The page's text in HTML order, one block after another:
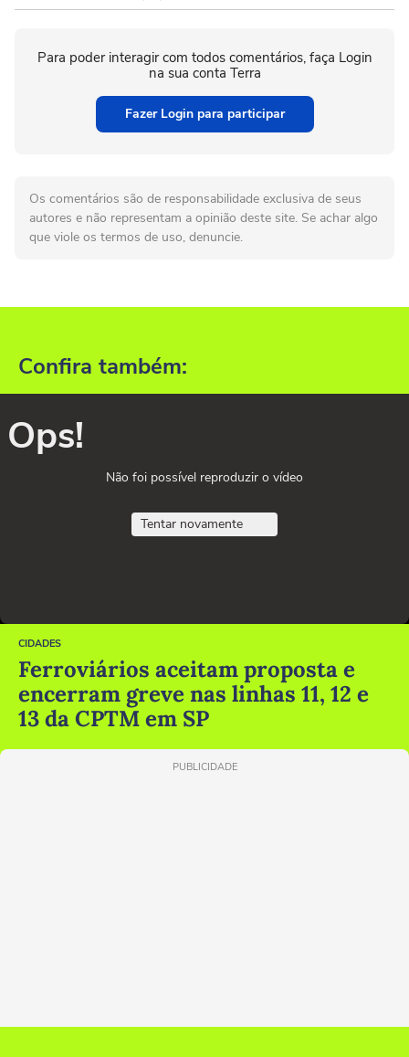
Para poder interagir com todos comentários, faça Login
na sua conta Terra
Fazer Login para participar
Os comentários são de responsabilidade exclusiva de seus
autores e não representam a opinião deste site. Se achar algo
que viole os termos de uso, denuncie.
Confira também:
Ops!
Não foi possível reproduzir o vídeo
Tentar novamente
CIDADES
Ferroviários aceitam proposta e
encerram greve nas linhas 11, 12 e
13 da CPTM em SP
PUBLICIDADE